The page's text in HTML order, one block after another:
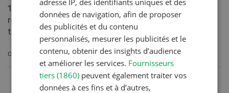
1982, Lely a posé la première pierre de la traite
robotisée. Depuis plusieurs décennies, les robots de
trai...
CONTINUER À LIRE
données de navigation, afin de proposer
des publicités et du contenu
personnalisés, mesurer les publicités et le
contenu, obtenir des insights d’audience
et améliorer les services. Fournisseurs
tiers (1860) peuvent également traiter vos
données à ces fins et à d’autres,